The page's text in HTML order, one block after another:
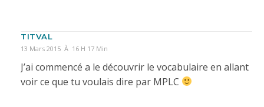
TITVAL
13 Mars 2015 À 16 H 17 Min
J’ai commencé a le découvrir le vocabulaire en allant
voir ce que tu voulais dire par MPLC